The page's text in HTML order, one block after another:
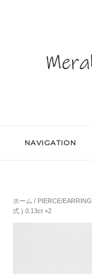
NAVIGATION
ホーム / PIERCE/EARRING
式 ) 0.13ct ×2